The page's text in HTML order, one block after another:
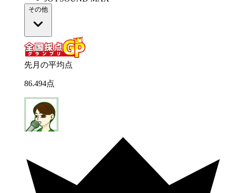
その他
先月の平均点
86.494点